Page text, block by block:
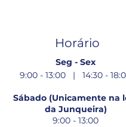
Horário
Seg - Sex
9:00 - 13:00 | 14:30 -
Sábado (Unicamente na
da Junqueira)
9:00 - 13:00